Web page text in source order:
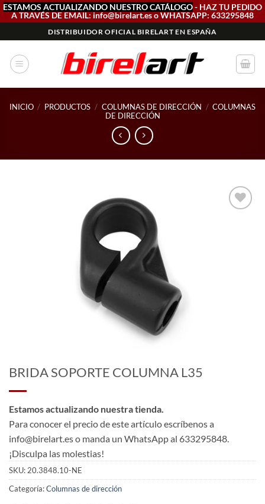
ESTAMOS ACTUALIZANDO NUESTRO CATÁLOGO- HAZ TU PEDIDO
A TRAVÉS DE EMAIL: info@birelart.es o WHATSAPP: 633295848
al
contenido
DISTRIBUIDOR OFICIAL BIRELART EN ESPAÑA
INICIO / PRODUCTOS / COLUMNAS DE DIRECCIÓN / COLUMNAS
DE DIRECCIÓN
BRIDA SOPORTE COLUMNA L35
Estamos actualizando nuestra tienda.
Para conocer el precio de este artículo escríbenos a
info@birelart.es o manda un WhatsApp al 633295848.
¡Disculpa las molestias!
SKU: 20.3848.10-NE
Categoría:Columnas de dirección